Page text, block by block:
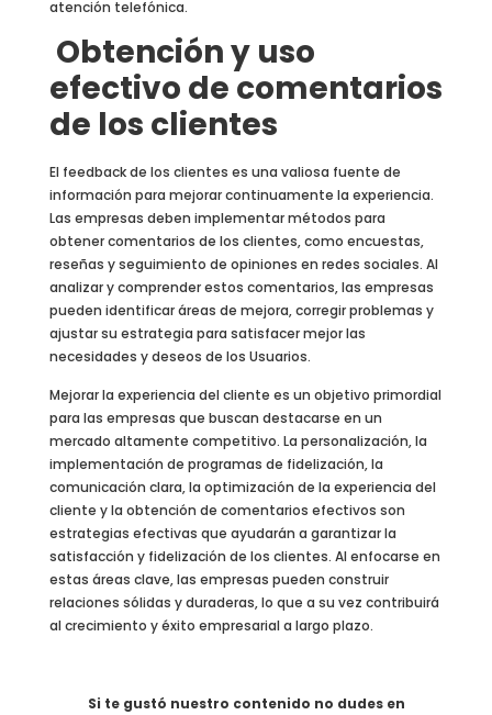
atención telefónica.
Obtención y uso
efectivo de comentarios
de los clientes
El feedback de los clientes es una valiosa fuente de
información para mejorar continuamente la experiencia.
Las empresas deben implementar métodos para
obtener comentarios de los clientes, como encuestas,
reseñas y seguimiento de opiniones en redes sociales. Al
analizar y comprender estos comentarios, las empresas
pueden identificar áreas de mejora, corregir problemas y
ajustar su estrategia para satisfacer mejor las
necesidades y deseos de los Usuarios.
Mejorar la experiencia del cliente es un objetivo primordial
para las empresas que buscan destacarse en un
mercado altamente competitivo. La personalización, la
implementación de programas de fidelización, la
comunicación clara, la optimización de la experiencia del
cliente y la obtención de comentarios efectivos son
estrategias efectivas que ayudarán a garantizar la
satisfacción y fidelización de los clientes. Al enfocarse en
estas áreas clave, las empresas pueden construir
relaciones sólidas y duraderas, lo que a su vez contribuirá
al crecimiento y éxito empresarial a largo plazo.
Si te gustó nuestro contenido no dudes en